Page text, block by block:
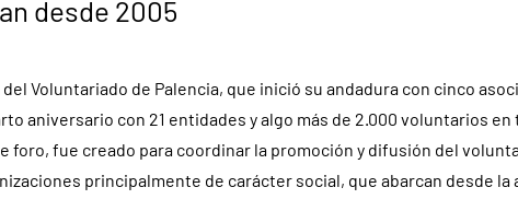
desde 2005
Voluntariado de Palencia, que inició su andadura con cinco
aniversario con 21 entidades y algo más de 2.000 voluntarios en
foro, fue creado para coordinar la promoción y difusión del
principalmente de carácter social, que abarcan desde la